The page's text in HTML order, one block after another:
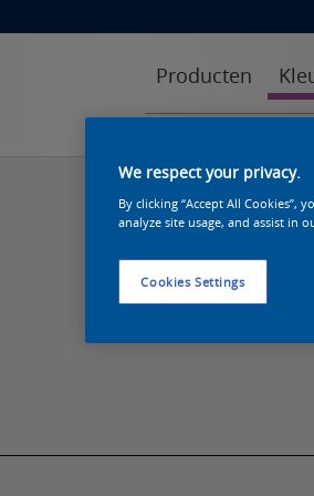
Producten
We respect your privacy.
By clicking “Accept All Cookies”,
analyze site usage, and assist in
Cookies Settings